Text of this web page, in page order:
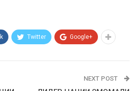
Twitter Google+
NEXT POST